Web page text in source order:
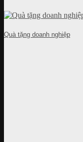
Quà tặng doanh nghiệp